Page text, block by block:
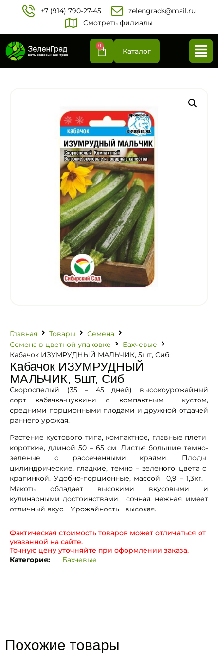
+7 (914) 790-27-45‬
zelengrads@mail.ru
Смотреть филиалы
0
Каталог
Главная Товары
Семена
Семена в цветной упаковке
Бахчевые
Кабачок ИЗУМРУДНЫЙ МАЛЬЧИК, 5шт, Сиб
Кабачок ИЗУМРУДНЫЙ
МАЛЬЧИК, 5шт, Сиб
Скороспелый (35 – 45 дней) высокоурожайный
сорт кабачка-цуккини с компактным кустом,
средними порционными плодами и дружной отдачей
раннего урожая.
Растение кустового типа, компактное, главные плети
короткие, длиной 50 – 65 см. Листья большие темно-
зеленые с рассеченными краями. Плоды
цилиндрические, гладкие, тёмно – зелёного цвета с
крапинкой. Удобно-порционные, массой 0,9 – 1,3кг.
Мякоть обладает высокими вкусовыми и
кулинарными достоинствами, сочная, нежная, имеет
отличный вкус. Урожайность высокая.
Фактическая стоимость товаров может отличаться от
указанной на сайте.
Точную цену уточняйте при оформлении заказа.
Категория:
Бахчевые
Похожие товары